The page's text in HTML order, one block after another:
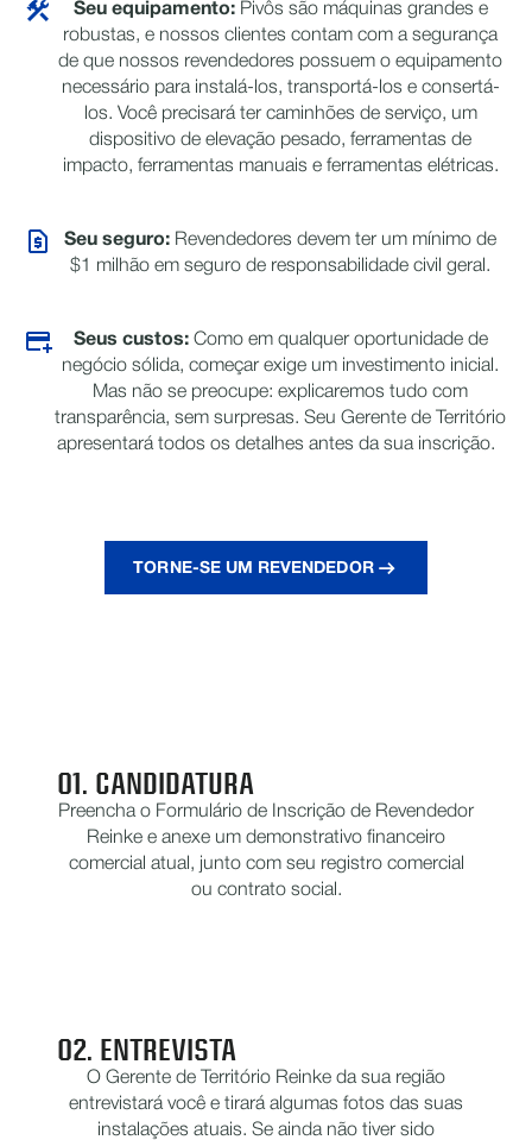
Seu equipamento: Pivôs são máquinas grandes e
robustas, e nossos clientes contam com a segurança
de que nossos revendedores possuem o equipamento
necessário para instalá-los, transportá-los e consertá-
los. Você precisará ter caminhões de serviço, um
dispositivo de elevação pesado, ferramentas de
impacto, ferramentas manuais e ferramentas elétricas.
Seu seguro: Revendedores devem ter um mínimo de
$1 milhão em seguro de responsabilidade civil geral.
Seus custos: Como em qualquer oportunidade de
negócio sólida, começar exige um investimento inicial.
Mas não se preocupe: explicaremos tudo com
transparência, sem surpresas. Seu Gerente de Território
apresentará todos os detalhes antes da sua inscrição.
TORNE-SE UM REVENDEDOR
01. CANDIDATURA
Preencha o Formulário de Inscrição de Revendedor
Reinke e anexe um demonstrativo financeiro
comercial atual, junto com seu registro comercial
ou contrato social.
02. ENTREVISTA
O Gerente de Território Reinke da sua região
entrevistará você e tirará algumas fotos das suas
instalações atuais. Se ainda não tiver sido